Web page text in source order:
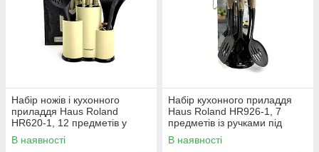
Набір ножів і кухонного
приладдя Haus Roland
HR620-1, 12 предметів у
підставці. Бежево-чорний
(HR620-1)
В наявності
Набір кухонного приладдя
Haus Roland HR926-1, 7
предметів із ручками під
дерево. Чорний (HR926-1)
В наявності